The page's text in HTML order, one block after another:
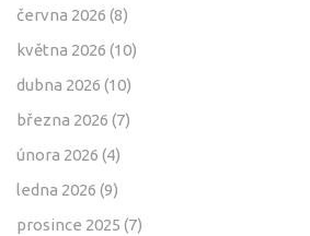
června 2026 (8)
května 2026 (10)
dubna 2026 (10)
března 2026 (7)
února 2026 (4)
ledna 2026 (9)
prosince 2025 (7)